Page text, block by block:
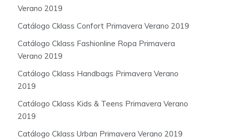
Verano 2019
Catálogo Cklass Confort Primavera Verano 2019
Catálogo Cklass Fashionline Ropa Primavera
Verano 2019
Catálogo Cklass Handbags Primavera Verano
2019
Catálogo Cklass Kids & Teens Primavera Verano
2019
Catálogo Cklass Urban Primavera Verano 2019